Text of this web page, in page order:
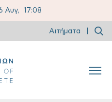
Αυγ, 17:08
Αιτήματα